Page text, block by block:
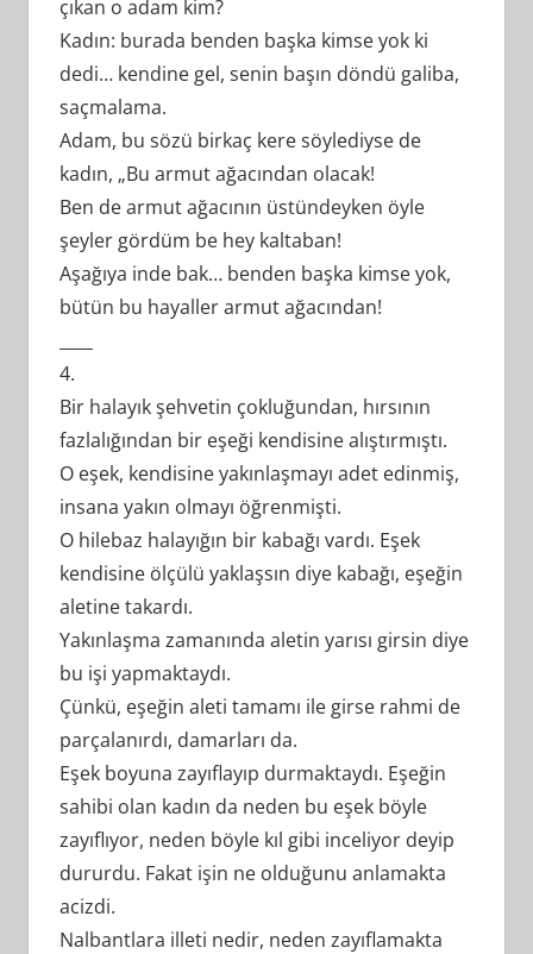
çıkan o adam kim?
Kadın: burada benden başka kimse yok ki
dedi… kendine gel, senin başın döndü galiba,
saçmalama.
Adam, bu sözü birkaç kere söylediyse de
kadın, „Bu armut ağacından olacak!
Ben de armut ağacının üstündeyken öyle
şeyler gördüm be hey kaltaban!
Aşağıya inde bak… benden başka kimse yok,
bütün bu hayaller armut ağacından!
4.
Bir halayık şehvetin çokluğundan, hırsının
fazlalığından bir eşeği kendisine alıştırmıştı.
O eşek, kendisine yakınlaşmayı adet edinmiş,
insana yakın olmayı öğrenmişti.
O hilebaz halayığın bir kabağı vardı. Eşek
kendisine ölçülü yaklaşsın diye kabağı, eşeğin
aletine takardı.
Yakınlaşma zamanında aletin yarısı girsin diye
bu işi yapmaktaydı.
Çünkü, eşeğin aleti tamamı ile girse rahmi de
parçalanırdı, damarları da.
Eşek boyuna zayıflayıp durmaktaydı. Eşeğin
sahibi olan kadın da neden bu eşek böyle
zayıflıyor, neden böyle kıl gibi inceliyor deyip
dururdu. Fakat işin ne olduğunu anlamakta
acizdi.
Nalbantlara illeti nedir, neden zayıflamakta